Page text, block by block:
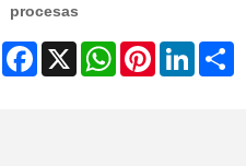
procesas
Facebook
X WhatsAppPinterestLinkedIn